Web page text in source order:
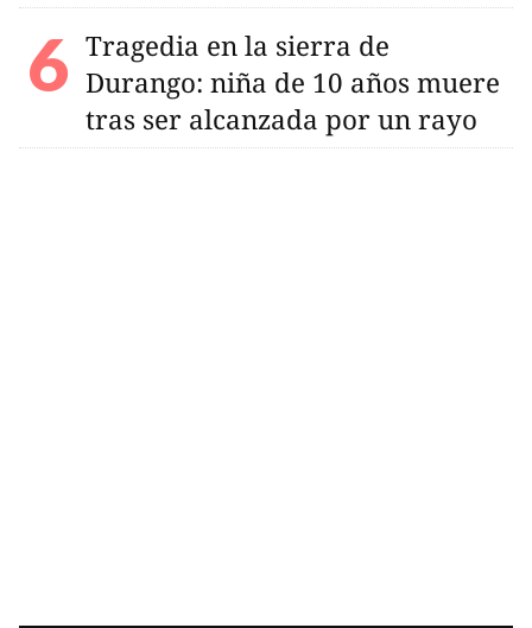
Tragedia en la sierra de
Durango: niña de 10 años muere
tras ser alcanzada por un rayo